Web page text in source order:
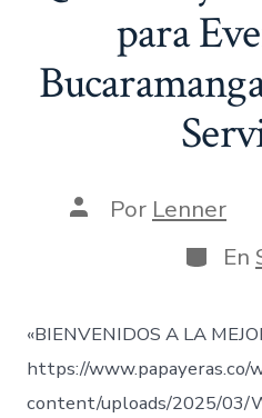
para
AutorPor Lenner
En
«BIENVENIDOS A LA
https://www.papayeras.co/
content/uploads/2025/03/